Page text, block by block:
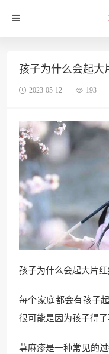
孩子为什么会起大
2023-05-12 193
孩子为什么会起大片红
每个家庭都会有孩子
很可能是因为孩子得了
荨麻疹是一种常见的